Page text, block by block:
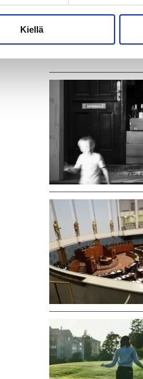
Kiellä
Katso myös